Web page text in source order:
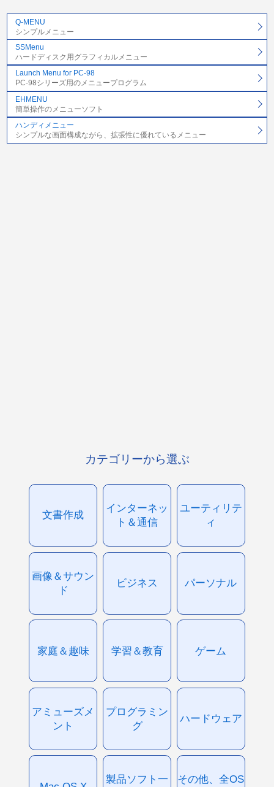
Q-MENU
シンプルメニュー
SSMenu
ハードディスク用グラフィカルメニュー
Launch Menu for PC-98
PC-98シリーズ用のメニュープログラム
EHMENU
簡単操作のメニューソフト
ハンディメニュー
シンプルな画面構成ながら、拡張性に優れているメニュー
カテゴリーから選ぶ
文書作成
インターネッ
ト＆通信
ユーティリテ
ィ
画像＆サウン
ド
ビジネス パーソナル
家庭＆趣味 学習＆教育 ゲーム
アミューズメ
ント
プログラミン
グ
ハードウェア
製品ソフト一
その他、全OS